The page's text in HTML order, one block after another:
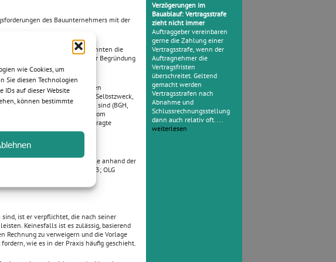
wie Cookies, um
Sie diesen Technologien
auf dieser Website
können bestimmte
des Bauunternehmers mit der
u.U. Pläne) könnten die
1 und 2 VOB/B vor. Mit dieser Begründung
komplett gekürzt.
erhobenen Einwendungen
Unterlagen ist nämlich kein Selbstzweck,
Auftraggeber erforderlich sind (BGH,
122/13; OLG Koblenz, Urteil vom
und Rechnungsprüfung beauftragte
beispielsweise weil die
Pläne verfügt.
Architekt sich an Ort und Stelle anhand der
vom 09.11.1994 – 13 U 223/93; OLG
ist er verpflichtet, die nach seiner
Keinesfalls ist es zulässig, basierend
Rechnung zu verweigern und die Vorlage
wie es in der Praxis häufig geschieht.
Verzögerungen im
Bauablauf: Vertragsstrafe
zieht nicht immer
Auftraggeber vereinbaren
gerne die Zahlung einer
Vertragsstrafe, wenn der
Auftragnehmer die
Vertragsfristen
überschreitet. Geltend
gemacht werden
Vertragsstrafen nach
Abnahme und
Schlussrechnungsstellung
dann auch relativ oft. ...
weiterlesen